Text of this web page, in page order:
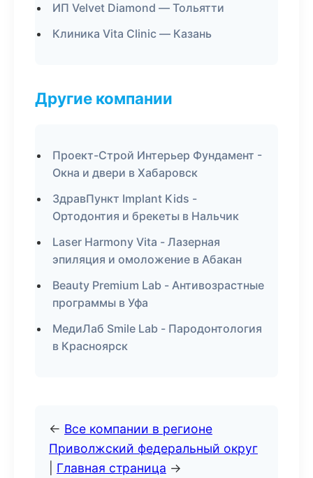
ИП Velvet Diamond — Тольятти
Клиника Vita Clinic — Казань
Другие компании
Проект-Строй Интерьер Фундамент -
Окна и двери в Хабаровск
ЗдравПункт Implant Kids -
Ортодонтия и брекеты в Нальчик
Laser Harmony Vita - Лазерная
эпиляция и омоложение в Абакан
Beauty Premium Lab - Антивозрастные
программы в Уфа
МедиЛаб Smile Lab - Пародонтология
в Красноярск
← Все компании в регионе
Приволжский федеральный округ
Главная страница →